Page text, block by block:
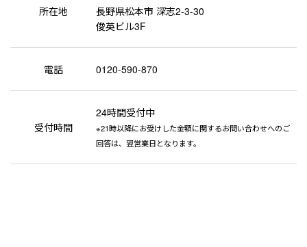
所在地
長野県松本市 深志2-3-30
俊英ビル3F
電話 0120-590-870
受付時間
24時間受付中
※21時以降にお受けした金額に関するお問い合わせへのご
回答は、翌営業日となります。